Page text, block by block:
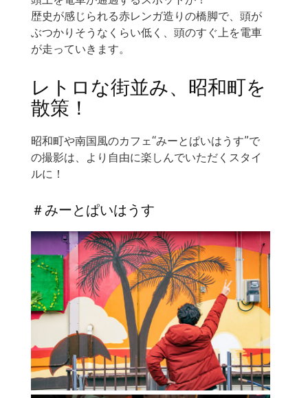
歴史が感じられる赤レンガ造りの橋脚で、頭が
ぶつかりそうなくらい低く、頭のすぐ上を電車
が走っていきます。
レトロな街並み、昭和町を
散策！
昭和町や南国風のカフェ“みーとぱいはうす”で
の撮影は、より自由に楽しんでいただくスタイ
ルに！
＃みーとぱいはうす